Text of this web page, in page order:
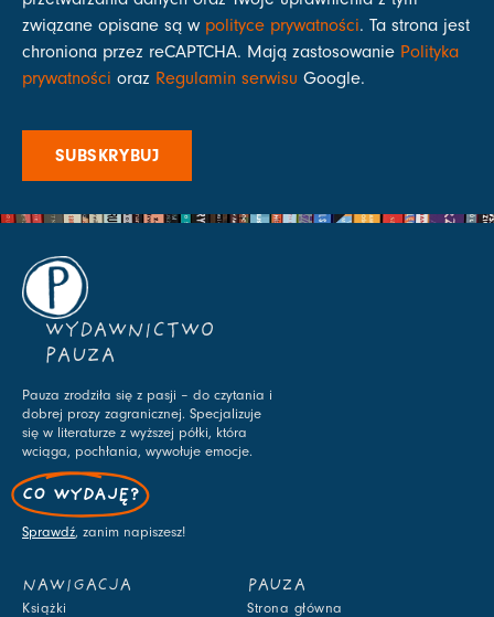
związane opisane są w polityce prywatności. Ta strona jest
chroniona przez reCAPTCHA. Mają zastosowanie Polityka
prywatności oraz Regulamin serwisu Google.
SUBSKRYBUJ
WYDAWNICTWO
PAUZA
Pauza zrodziła się z pasji – do czytania i
dobrej prozy zagranicznej. Specjalizuje
się w literaturze z wyższej półki, która
wciąga, pochłania, wywołuje emocje.
CO WYDAJĘ?
Sprawdź, zanim napiszesz!
NAWIGACJA
Książki
PAUZA
Strona główna